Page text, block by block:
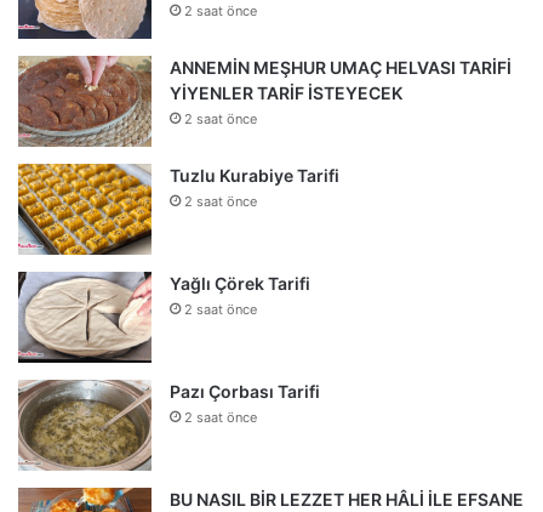
2 saat önce
ANNEMİN MEŞHUR UMAÇ HELVASI TARİFİ
YİYENLER TARİF İSTEYECEK
2 saat önce
Tuzlu Kurabiye Tarifi
2 saat önce
Yağlı Çörek Tarifi
2 saat önce
Pazı Çorbası Tarifi
2 saat önce
BU NASIL BİR LEZZET HER HÂLİ İLE EFSANE